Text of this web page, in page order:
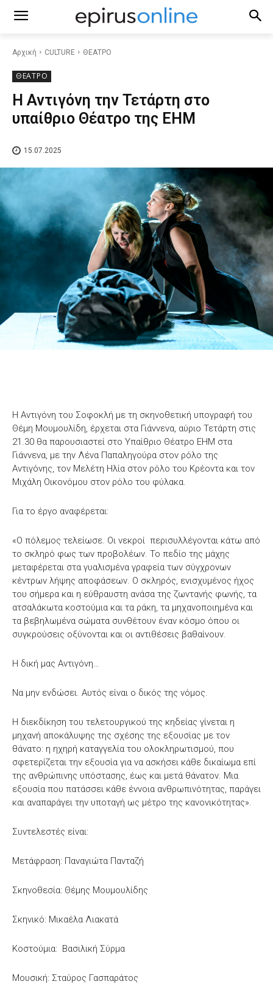
Αρχική CULTURE ΘΕΑΤΡΟ
ΘΕΑΤΡΟ
Η Αντιγόνη την Τετάρτη στο
υπαίθριο Θέατρο της ΕΗΜ
15.07.2025
Η Αντιγόνη του Σοφοκλή με τη σκηνοθετική υπογραφή του
Θέμη Μουμουλίδη, έρχεται στα Γιάννενα, αύριο Τετάρτη στις
21.30 θα παρουσιαστεί στο Υπαίθριο Θέατρο ΕΗΜ στα
Γιάννενα, με την Λένα Παπαληγούρα στον ρόλο της
Αντιγόνης, τον Μελέτη Ηλία στον ρόλο του Κρέοντα και τον
Μιχάλη Οικονόμου στον ρόλο του φύλακα.
Για το έργο αναφέρεται:
«Ο πόλεμος τελείωσε. Οι νεκροί περισυλλέγονται κάτω από
το σκληρό φως των προβολέων. Το πεδίο της μάχης
μεταφέρεται στα γυαλισμένα γραφεία των σύγχρονων
κέντρων λήψης αποφάσεων. Ο σκληρός, ενισχυμένος ήχος
του σήμερα και η εύθραυστη ανάσα της ζωντανής φωνής, τα
ατσαλάκωτα κοστούμια και τα ράκη, τα μηχανοποιημένα και
τα βεβηλωμένα σώματα συνθέτουν έναν κόσμο όπου οι
συγκρούσεις οξύνονται και οι αντιθέσεις βαθαίνουν.
Η δική μας Αντιγόνη…
Να μην ενδώσει. Αυτός είναι ο δικός της νόμος.
Η διεκδίκηση του τελετουργικού της κηδείας γίνεται η
μηχανή αποκάλυψης της σχέσης της εξουσίας με τον
θάνατο: η ηχηρή καταγγελία του ολοκληρωτισμού, που
σφετερίζεται την εξουσία για να ασκήσει κάθε δικαίωμα επί
της ανθρώπινης υπόστασης, έως και μετά θάνατον. Μια
εξουσία που πατάσσει κάθε έννοια ανθρωπινότητας, παράγει
και αναπαράγει την υποταγή ως μέτρο της κανονικότητας».
Συντελεστές είναι:
Μετάφραση: Παναγιώτα Πανταζή
Σκηνοθεσία: Θέμης Μουμουλίδης
Σκηνικό: Μικαέλα Λιακατά
Κοστούμια: Βασιλική Σύρμα
Μουσική: Σταύρος Γασπαράτος